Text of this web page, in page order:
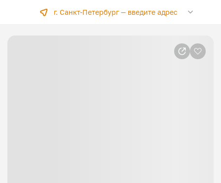
г. Санкт-Петербург —введите адрес